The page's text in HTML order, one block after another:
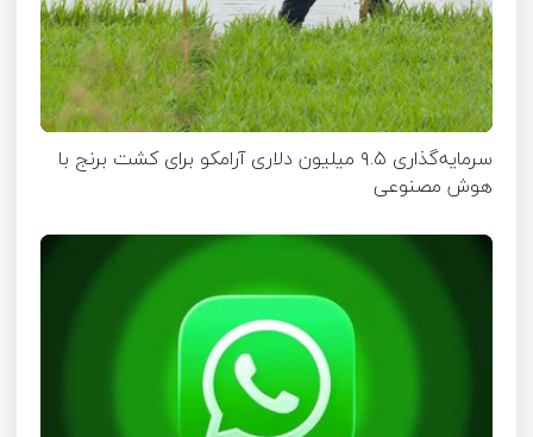
سرمایه‌گذاری ۹.۵ میلیون دلاری آرامکو برای کشت برنج با
هوش مصنوعی